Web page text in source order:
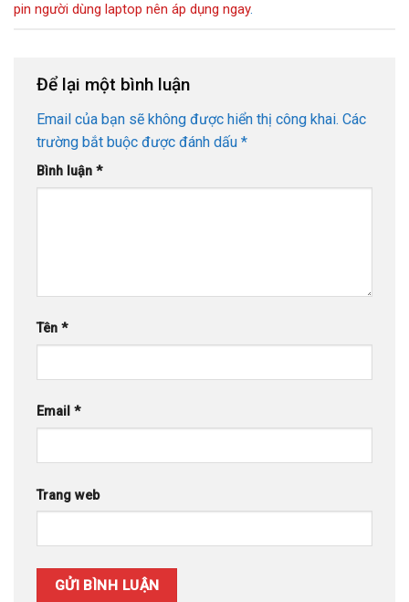
pin người dùng laptop nên áp dụng ngay.
Để lại một bình luận
Email của bạn sẽ không được hiển thị công khai. Các
trường bắt buộc được đánh dấu *
Bình luận *
Tên *
Email *
Trang web